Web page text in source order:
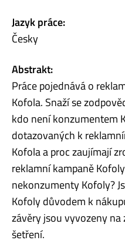
Jazyk práce:
Česky
Abstrakt:
Práce pojednává o
Kofola. Snaží se
kdo není konzumentem
dotazovaných k
Kofola a proc zaujímají
reklamní kampaně
nekonzumenty Kofoly?
Kofoly důvodem k
závěry jsou vyvozeny
šetření.